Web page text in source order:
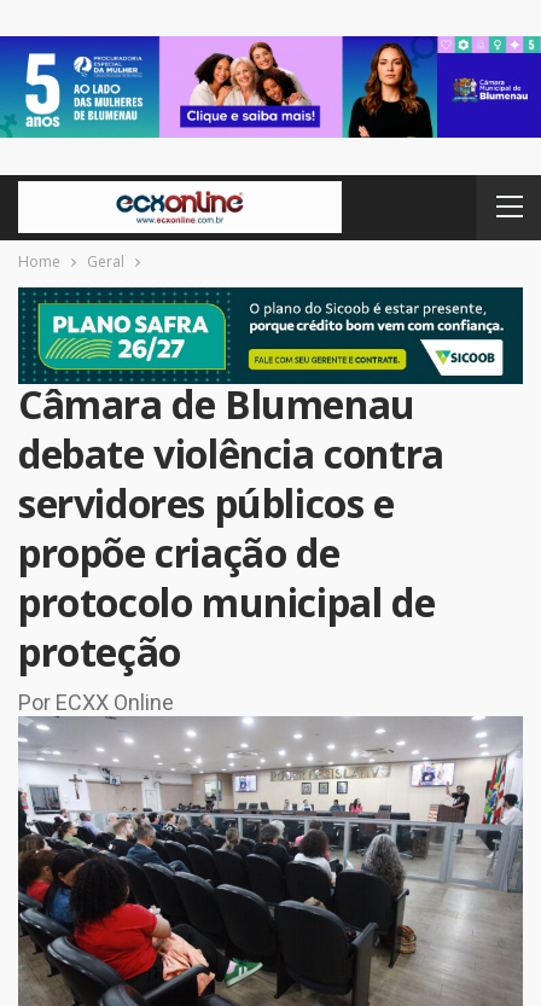
Home Geral
Câmara de Blumenau
debate violência contra
servidores públicos e
propõe criação de
protocolo municipal de
proteção
Por ECXX Online